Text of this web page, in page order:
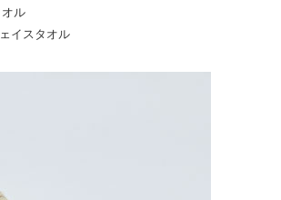
ル
イスタオル